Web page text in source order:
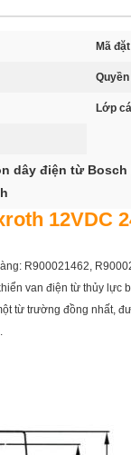
Mã
Lớp
dây điện từ Bosch
12VDC
R900021462,
van điện từ thủy
từ trường đồng nhất,